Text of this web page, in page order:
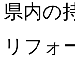
県内の
リフォ